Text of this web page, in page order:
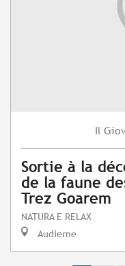
Il
Sortie à la
de la faune
Trez Goarem
NATURA E RELAX
Audierne